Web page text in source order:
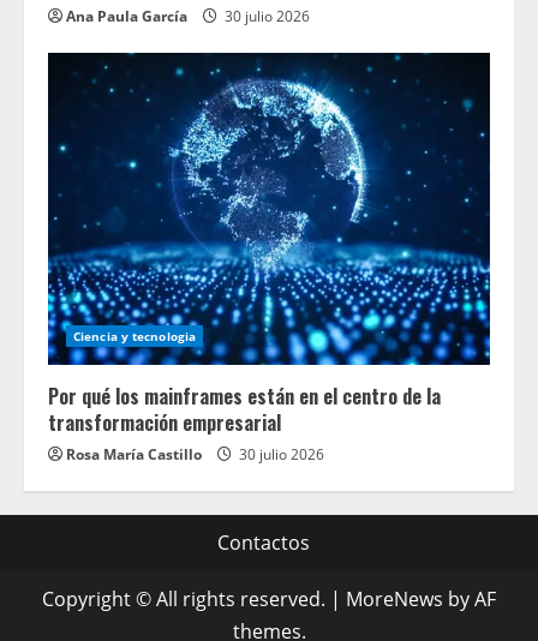
Ana Paula García 30 julio 2026
Ciencia y tecnologia
Por qué los mainframes están en el centro de la
transformación empresarial
Rosa María Castillo 30 julio 2026
Contactos
Copyright © All rights reserved. | MoreNews by AF
themes.